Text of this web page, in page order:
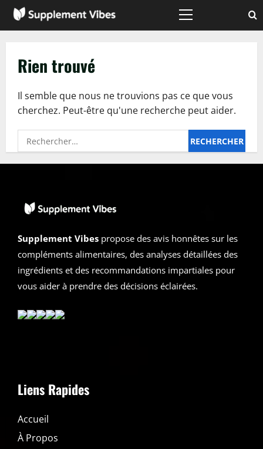
Passer
Menu
Rien trouvé
Il semble que nous ne trouvions pas ce que vous
cherchez. Peut-être qu'une recherche peut aider.
Rechercher :
Supplement Vibes propose des avis honnêtes sur les
compléments alimentaires, des analyses détaillées des
ingrédients et des recommandations impartiales pour
vous aider à prendre des décisions éclairées.
Liens Rapides
Accueil
À Propos